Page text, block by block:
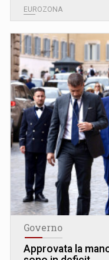
EUROZONA
Governo
Approvata la